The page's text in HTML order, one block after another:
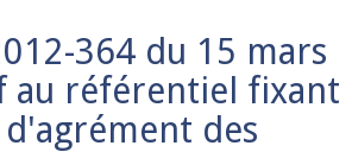
364 du 15 mars
au référentiel fixant
d'agrément des